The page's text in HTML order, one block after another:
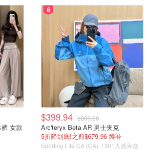
女款
6
$399.94 $800.00
Arc'teryx Beta AR 男士夹克
5折降到底!之前$679.96 蹲补
Sporting Life CA (CA) 1301人感兴趣